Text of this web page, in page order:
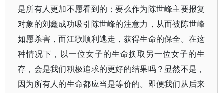
是所有人更加不愿看到的；要么作为陈世峰主要报复
对象的刘鑫成功吸引陈世峰的注意力，从而被陈世峰
如愿杀害，而江歌顺利逃走，获得生命的保全。在这
种情况下，以一位女子的生命换取另一位女子的生
存，会是我们积极追求的更好的结果吗？显然不是，
因为所有人的生命都应当是等价的。即便我们从后来